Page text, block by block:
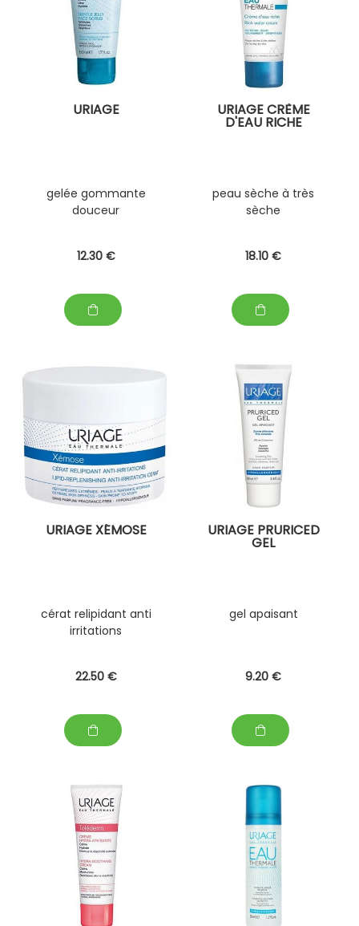
URIAGE
gelée gommante
douceur
12.30 €
URIAGE CRÈME
D'EAU RICHE
peau sèche à très
sèche
18.10 €
URIAGE XÉMOSE
cérat relipidant anti
irritations
22.50 €
URIAGE PRURICED
GEL
gel apaisant
9.20 €